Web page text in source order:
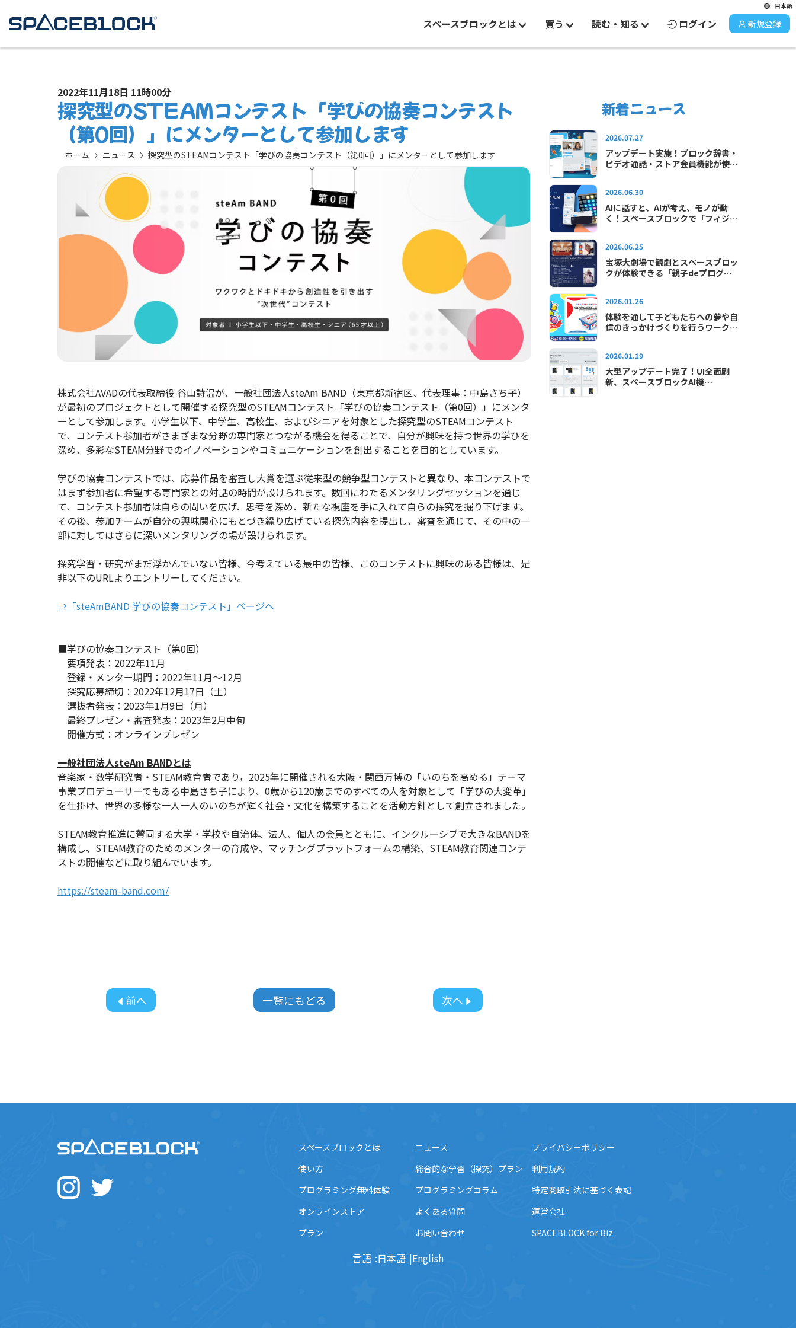
スペースブロックとは 買う 読む・知る ログイン 新規登録
日本語
2022年11月18日 11時00分
探究型のSTEAMコンテスト「学びの協奏コンテスト
（第0回）」にメンターとして参加します
ホーム ニュース 探究型のSTEAMコンテスト「学びの協奏コンテスト（第0回）」にメンターとして参加します
株式会社AVADの代表取締役 谷山詩温が、一般社団法人steAm BAND（東京都新宿区、代表理事：中島さち子）
が最初のプロジェクトとして開催する探究型のSTEAMコンテスト「学びの協奏コンテスト（第0回）」にメンタ
ーとして参加します。小学生以下、中学生、高校生、およびシニアを対象とした探究型のSTEAMコンテスト
で、コンテスト参加者がさまざまな分野の専門家とつながる機会を得ることで、自分が興味を持つ世界の学びを
深め、多彩なSTEAM分野でのイノベーションやコミュニケーションを創出することを目的としています。
学びの協奏コンテストでは、応募作品を審査し大賞を選ぶ従来型の競争型コンテストと異なり、本コンテストで
はまず参加者に希望する専門家との対話の時間が設けられます。数回にわたるメンタリングセッションを通じ
て、コンテスト参加者は自らの問いを広げ、思考を深め、新たな視座を手に入れて自らの探究を掘り下げます。
その後、参加チームが自分の興味関心にもとづき繰り広げている探究内容を提出し、審査を通じて、その中の一
部に対してはさらに深いメンタリングの場が設けられます。
探究学習・研究がまだ浮かんでいない皆様、今考えている最中の皆様、このコンテストに興味のある皆様は、是
非以下のURLよりエントリーしてください。
→「steAmBAND 学びの協奏コンテスト」ページへ
■学びの協奏コンテスト（第0回）
要項発表：2022年11月
登録・メンター期間：2022年11月～12月
探究応募締切：2022年12月17日（土）
選抜者発表：2023年1月9日（月）
最終プレゼン・審査発表：2023年2月中旬
開催方式：オンラインプレゼン
一般社団法人steAm BANDとは
音楽家・数学研究者・STEAM教育者であり，2025年に開催される大阪・関西万博の「いのちを高める」テーマ
事業プロデューサーでもある中島さち子により、0歳から120歳までのすべての人を対象として「学びの大変革」
を仕掛け、世界の多様な一人一人のいのちが輝く社会・文化を構築することを活動方針として創立されました。
STEAM教育推進に賛同する大学・学校や自治体、法人、個人の会員とともに、インクルーシブで大きなBANDを
構成し、STEAM教育のためのメンターの育成や、マッチングプラットフォームの構築、STEAM教育関連コンテ
ストの開催などに取り組んでいます。
https://steam-band.com/
前へ 一覧にもどる 次へ
新着ニュース
2026.07.27
アップデート実施！ブロック辞書・
ビデオ通話・ストア会員機能が使え
2026.06.30
AIに話すと、AIが考え、モノが動
く！スペースブロックで「フィジカ
2026.06.25
宝塚大劇場で観劇とスペースブロッ
クが体験できる「親子deプログラ
2026.01.26
体験を通して子どもたちへの夢や自
信のきっかけづくりを行うワークシ
2026.01.19
大型アップデート完了！UI全面刷
新、スペースブロックAI機
スペースブロックとは
使い方
プログラミング無料体験
オンラインストア
プラン
ニュース
総合的な学習（探究）プラン
プログラミングコラム
よくある質問
お問い合わせ
プライバシーポリシー
利用規約
特定商取引法に基づく表記
運営会社
SPACEBLOCK for Biz
言語 日本語 English